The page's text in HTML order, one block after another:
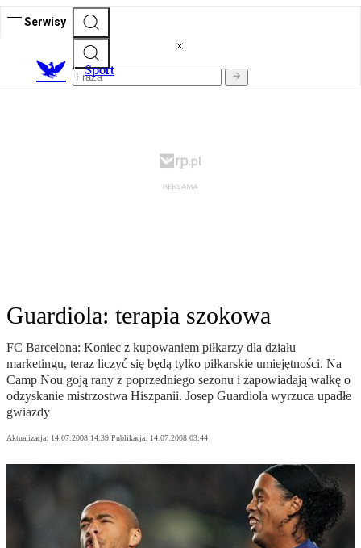
Serwisy
Sport
Guardiola: terapia szokowa
FC Barcelona: Koniec z kupowaniem piłkarzy dla działu
marketingu, teraz liczyć się będą tylko piłkarskie umiejętności. Na
Camp Nou goją rany z poprzedniego sezonu i zapowiadają walkę o
odzyskanie mistrzostwa Hiszpanii. Josep Guardiola wyrzuca upadłe
gwiazdy
Aktualizacja: 14.07.2008 14:39 Publikacja: 14.07.2008 03:44